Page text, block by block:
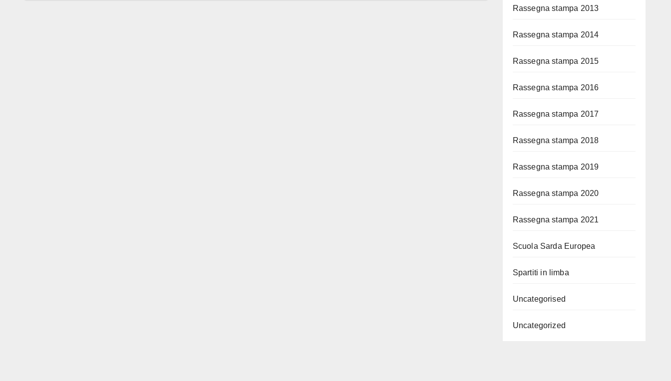
Rassegna stampa 2013
Rassegna stampa 2014
Rassegna stampa 2015
Rassegna stampa 2016
Rassegna stampa 2017
Rassegna stampa 2018
Rassegna stampa 2019
Rassegna stampa 2020
Rassegna stampa 2021
Scuola Sarda Europea
Spartiti in limba
Uncategorised
Uncategorized